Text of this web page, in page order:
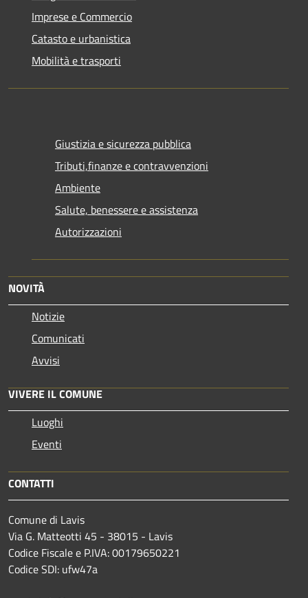
Imprese e Commercio
Catasto e urbanistica
Mobilità e trasporti
Giustizia e sicurezza pubblica
Tributi,finanze e contravvenzioni
Ambiente
Salute, benessere e assistenza
Autorizzazioni
NOVITÀ
Notizie
Comunicati
Avvisi
VIVERE IL COMUNE
Luoghi
Eventi
CONTATTI
Comune di Lavis
Via G. Matteotti 45 - 38015 - Lavis
Codice Fiscale e P.IVA: 00179650221
Codice SDI: ufw47a